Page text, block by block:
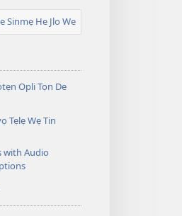
Sinmẹ He Jlo We
Opli Tọn De
Tẹlẹ Wẹ Tin
with Audio